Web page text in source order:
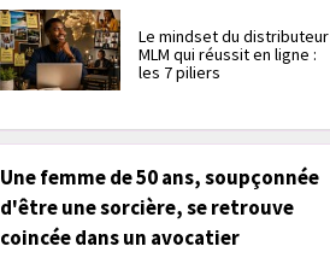
Le mindset du distributeur
MLM qui réussit en ligne :
les 7 piliers
Une femme de 50 ans, soupçonnée
d'être une sorcière, se retrouve
coincée dans un avocatier